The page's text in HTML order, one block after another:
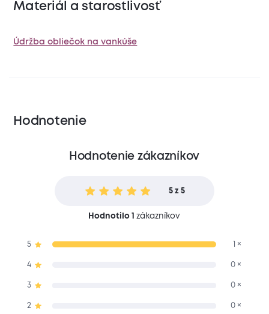
Materiál a starostlivosť
Údržba obliečok na vankúše
Hodnotenie
Hodnotenie zákazníkov
5 z 5
Hodnotilo 1 zákazníkov
5 1 ×
4 0 ×
3 0 ×
2 0 ×